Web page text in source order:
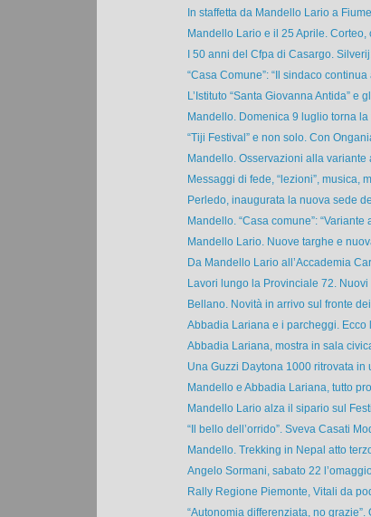
In staffetta da Mandello Lario a
Mandello Lario e il 25 Aprile. Corteo,
I 50 anni del Cfpa di Casargo.
“Casa Comune”: “Il sindaco
L’Istituto “Santa Giovanna Antida” e
Mandello. Domenica 9 luglio torna la
“Tiji Festival” e non solo. Con
Mandello. Osservazioni alla variante
Messaggi di fede, “lezioni”, musica,
Perledo, inaugurata la nuova sede
Mandello. “Casa comune”: “Variante
Mandello Lario. Nuove targhe e
Da Mandello Lario all’Accademia
Lavori lungo la Provinciale 72. Nuovi
Bellano. Novità in arrivo sul fronte
Abbadia Lariana e i parcheggi. Ecco
Abbadia Lariana, mostra in sala
Una Guzzi Daytona 1000 ritrovata in
Mandello e Abbadia Lariana, tutto
Mandello Lario alza il sipario sul
“Il bello dell’orrido”. Sveva Casati
Mandello. Trekking in Nepal atto
Angelo Sormani, sabato 22
Rally Regione Piemonte, Vitali da
“Autonomia differenziata, no grazie”.